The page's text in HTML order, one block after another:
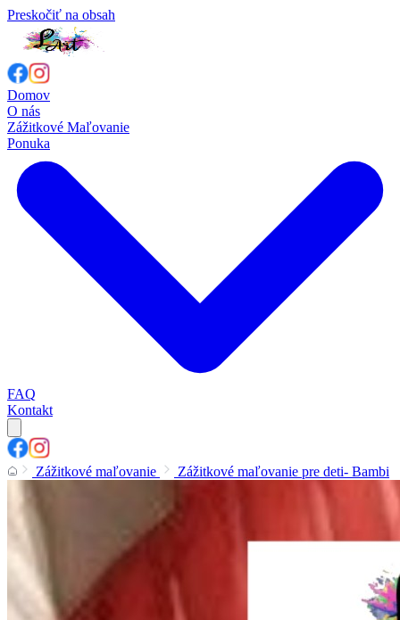
Preskočiť na obsah
Domov
O nás
Zážitkové Maľovanie
Ponuka
FAQ
Kontakt
Zážitkové maľovanie Zážitkové maľovanie pre deti- Bambi